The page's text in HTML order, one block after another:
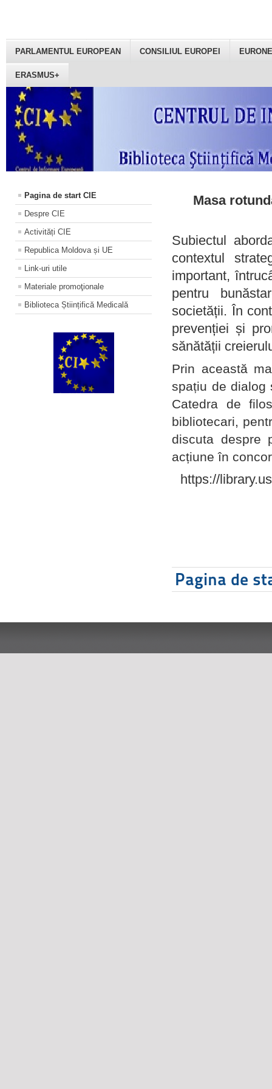
PARLAMENTUL EUROPEAN CONSILIUL EUROPEI
ERASMUS+
Pagina de start CIE
Despre CIE
Activități CIE
Republica Moldova și UE
Link-uri utile
Materiale promoţionale
Biblioteca Științifică Medicală
Masa
Subiectul
contextul
important,
pentru
societății. În
prevenției și
sănătății
Prin această
spațiu de dialog
Catedra de
bibliotecari,
discuta despre
acțiune în
https://
Pagina de